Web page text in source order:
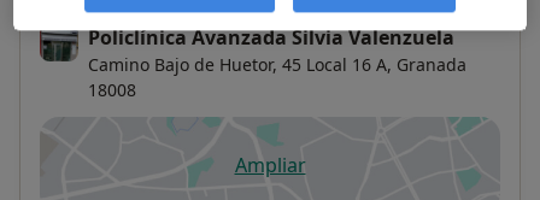
Policlínica Avanzada Silvia Valenzuela
Camino Bajo de Huetor, 45 Local 16 A, Granada
18008
Ampliarse abre en una nueva